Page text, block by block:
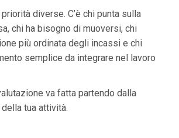
diverse. C’è chi punta sulla
chi ha bisogno di muoversi, chi
più ordinata degli incassi e chi
semplice da integrare nel lavoro
va fatta partendo dalla
tua attività.